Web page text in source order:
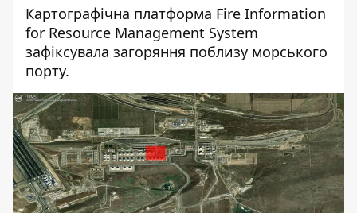
Картографічна платформа Fire Information
for Resource Management System
зафіксувала загоряння поблизу морського
порту.